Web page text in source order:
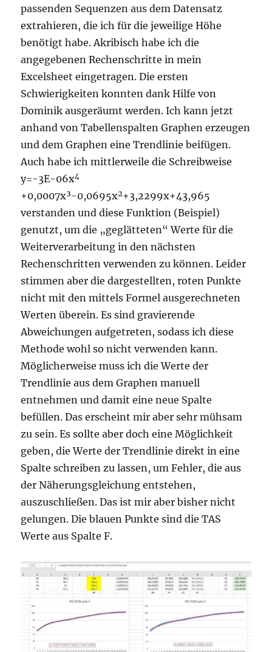
passenden Sequenzen aus dem Datensatz
extrahieren, die ich für die jeweilige Höhe
benötigt habe. Akribisch habe ich die
angegebenen Rechenschritte in mein
Excelsheet eingetragen. Die ersten
Schwierigkeiten konnten dank Hilfe von
Dominik ausgeräumt werden. Ich kann jetzt
anhand von Tabellenspalten Graphen erzeugen
und dem Graphen eine Trendlinie beifügen.
Auch habe ich mittlerweile die Schreibweise
y=-3E-06x4
+0,0007x³-0,0695x²+3,2299x+43,965
verstanden und diese Funktion (Beispiel)
genutzt, um die „geglätteten“ Werte für die
Weiterverarbeitung in den nächsten
Rechenschritten verwenden zu können. Leider
stimmen aber die dargestellten, roten Punkte
nicht mit den mittels Formel ausgerechneten
Werten überein. Es sind gravierende
Abweichungen aufgetreten, sodass ich diese
Methode wohl so nicht verwenden kann.
Möglicherweise muss ich die Werte der
Trendlinie aus dem Graphen manuell
entnehmen und damit eine neue Spalte
befüllen. Das erscheint mir aber sehr mühsam
zu sein. Es sollte aber doch eine Möglichkeit
geben, die Werte der Trendlinie direkt in eine
Spalte schreiben zu lassen, um Fehler, die aus
der Näherungsgleichung entstehen,
auszuschließen. Das ist mir aber bisher nicht
gelungen. Die blauen Punkte sind die TAS
Werte aus Spalte F.